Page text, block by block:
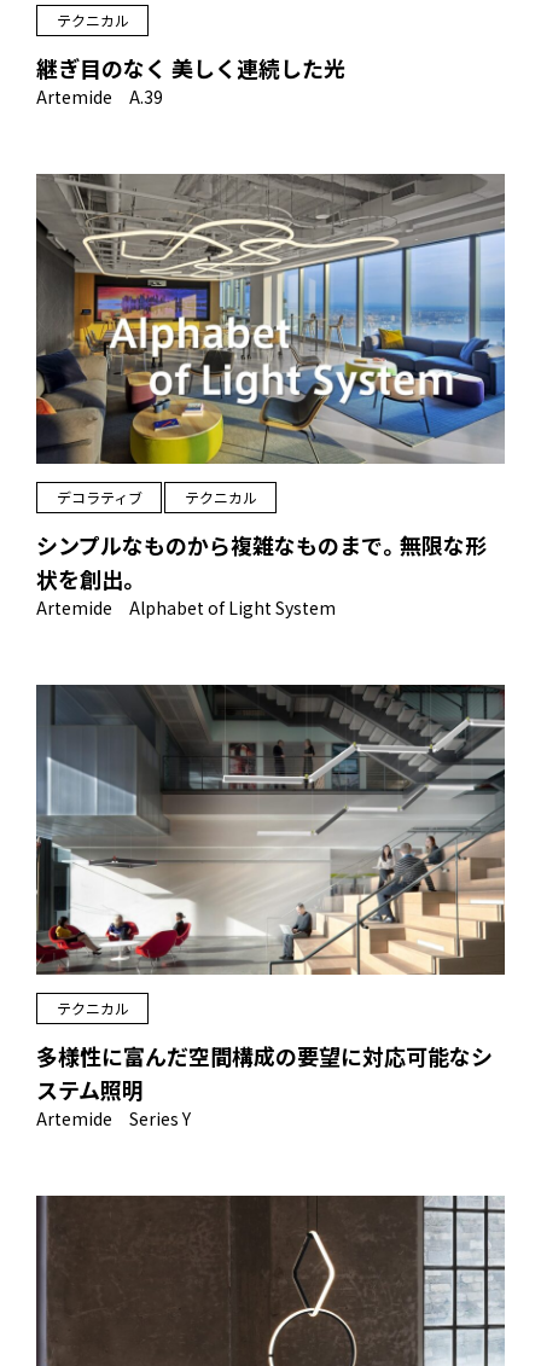
テクニカル
継ぎ目のなく 美しく連続した光
Artemide A.39
デコラティブ テクニカル
シンプルなものから複雑なものまで。無限な形
状を創出。
Artemide Alphabet of Light System
テクニカル
多様性に富んだ空間構成の要望に対応可能なシ
ステム照明
Artemide Series Y